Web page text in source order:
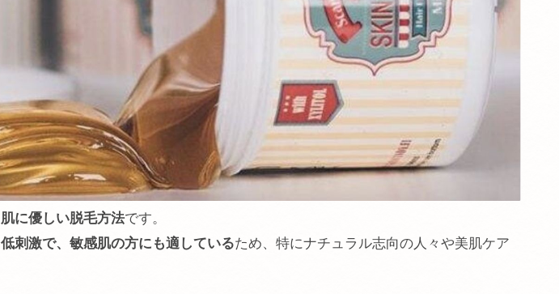
肌に優しい脱毛方法です。
低刺激で、敏感肌の方にも適しているため、特にナチュラル志向の人々や美肌ケア